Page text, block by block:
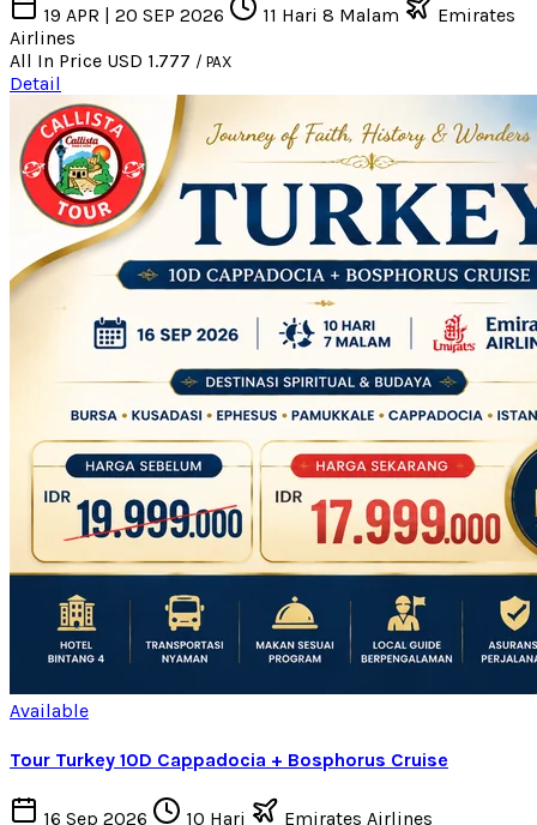
19 APR | 20 SEP 2026 11 Hari 8 Malam
Emirates
Airlines
All In Price USD 1.777 / PAX
Detail
Available
Tour Turkey 10D Cappadocia + Bosphorus Cruise
16 Sep 2026 10 Hari Emirates Airlines